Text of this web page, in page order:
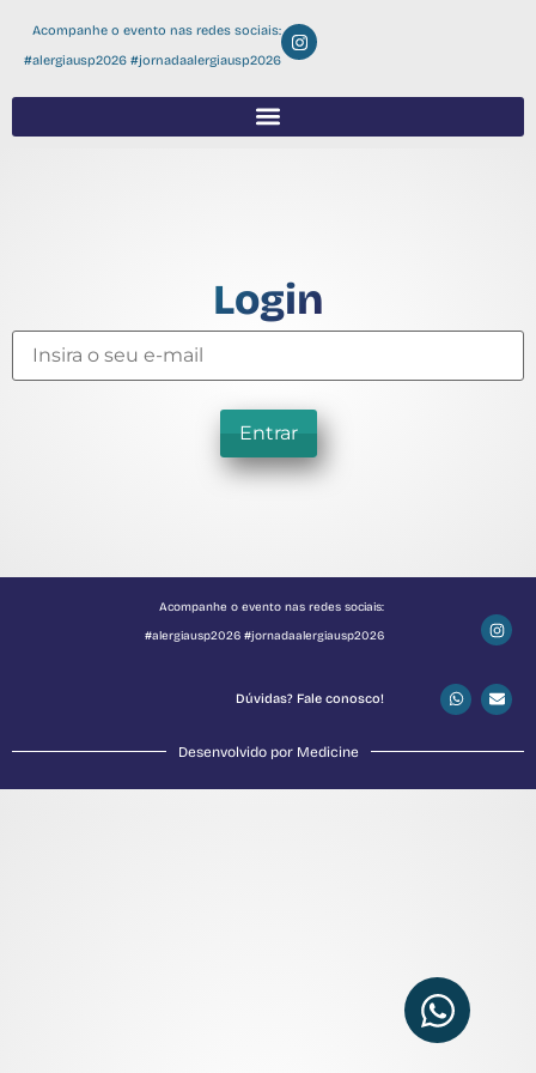
Acompanhe o evento nas redes sociais:
#alergiausp2026 #jornadaalergiausp2026
Login
Entrar
Acompanhe o evento nas redes sociais:
#alergiausp2026 #jornadaalergiausp2026
Dúvidas? Fale conosco!
Desenvolvido por Medicine